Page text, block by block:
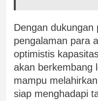
Dengan
pengalaman para
optimistis
akan berkembang
mampu
siap menghadapi